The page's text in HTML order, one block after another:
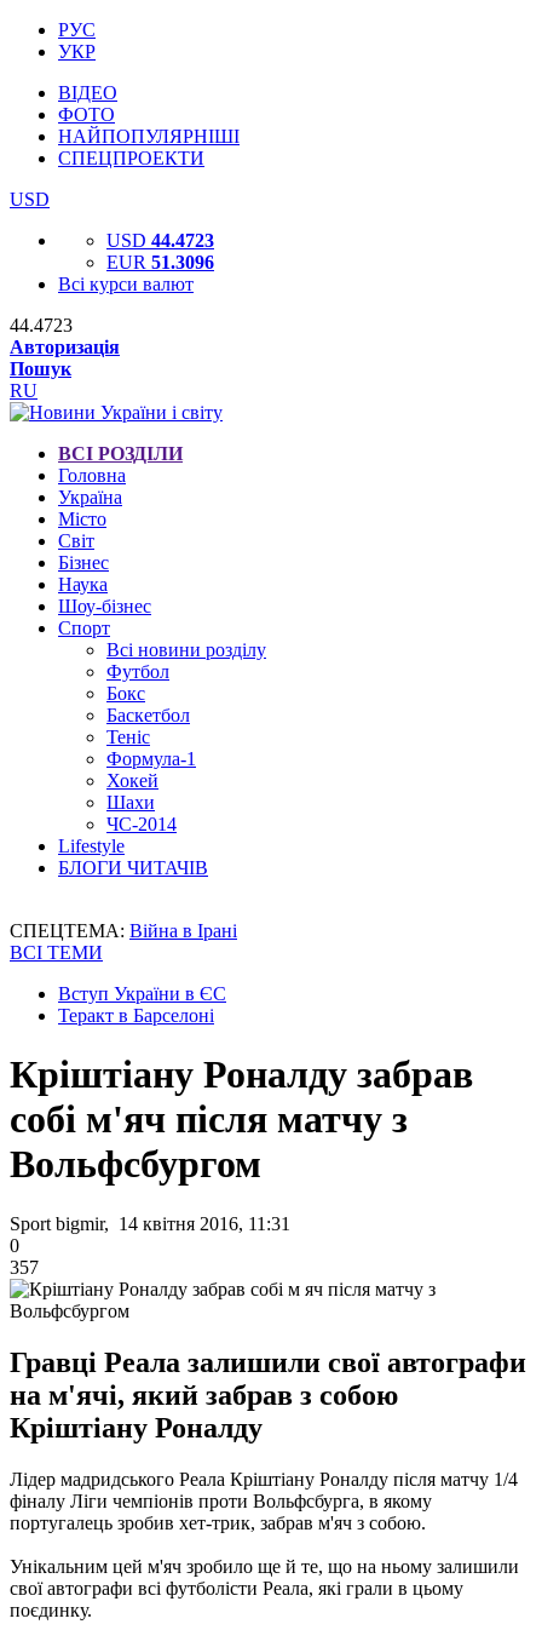
РУС
УКР
ВІДЕО
ФОТО
НАЙПОПУЛЯРНІШІ
СПЕЦПРОЕКТИ
USD
USD 44.4723
EUR 51.3096
Всі курси валют
44.4723
Авторизація
Пошук
RU
ВСІ РОЗДІЛИ
Головна
Україна
Місто
Світ
Бізнес
Наука
Шоу-бізнес
Спорт
Всі новини розділу
Футбол
Бокс
Баскетбол
Теніс
Формула-1
Хокей
Шахи
ЧС-2014
Lifestyle
БЛОГИ ЧИТАЧІВ
СПЕЦТЕМА: Війна в Ірані
ВСІ ТЕМИ
Вступ України в ЄС
Теракт в Барселоні
Кріштіану Роналду забрав
собі м'яч після матчу з
Вольфсбургом
Sport bigmir, 14 квітня 2016, 11:31
0
357
Гравці Реала залишили свої автографи
на м'ячі, який забрав з собою
Кріштіану Роналду
Лідер мадридського Реала Кріштіану Роналду після матчу 1/4
фіналу Ліги чемпіонів проти Вольфсбурга, в якому
португалець зробив хет-трик, забрав м'яч з собою.
Унікальним цей м'яч зробило ще й те, що на ньому залишили
свої автографи всі футболісти Реала, які грали в цьому
поєдинку.